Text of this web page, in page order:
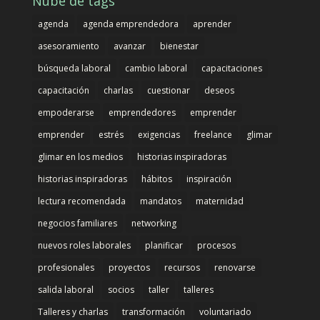
agenda agenda emprendedora
aprender
asesoramiento
avanzar
bienestar
búsqueda laboral
cambio laboral
capacitaciones
capacitación
charlas cuestionar
deseos
empoderarse
emprendedores
emprender
emprender
estrés exigencias freelance
glimar
glimar en los medios
historias inspiradoras
historias inspiradoras
hábitos
inspiración
lectura recomendada
mandatos
maternidad
negocios familiares
networking
nuevos roles laborales
planificar
procesos
profesionales
proyectos recursos
renovarse
salida laboral
socios taller
talleres
Talleres y charlas
transformación voluntariado